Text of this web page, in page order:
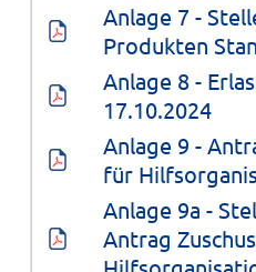
Anlage 7 -
Produkten
Anlage 8 -
17.10.2024
Anlage 9 -
für
Anlage 9a -
Antrag